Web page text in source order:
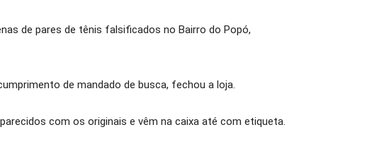
de pares de tênis falsificados no Bairro do Popó,
de mandado de busca, fechou a loja.
com os originais e vêm na caixa até com etiqueta.